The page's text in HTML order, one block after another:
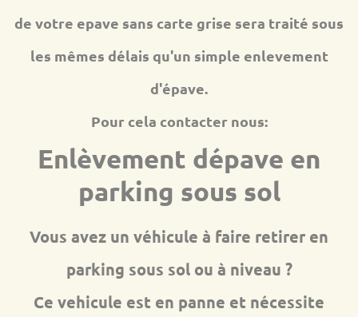
de votre epave sans carte grise sera traité sous
les mêmes délais qu'un simple enlevement
d'épave.
Pour cela contacter nous:
Enlèvement dépave en
parking sous sol
Vous avez un véhicule à faire retirer en
parking sous sol ou à niveau ?
Ce vehicule est en panne et nécessite